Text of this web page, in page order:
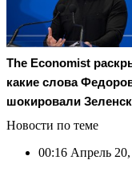
The Economist
какие слова
шокировали
Новости по теме
00:16 Апрель